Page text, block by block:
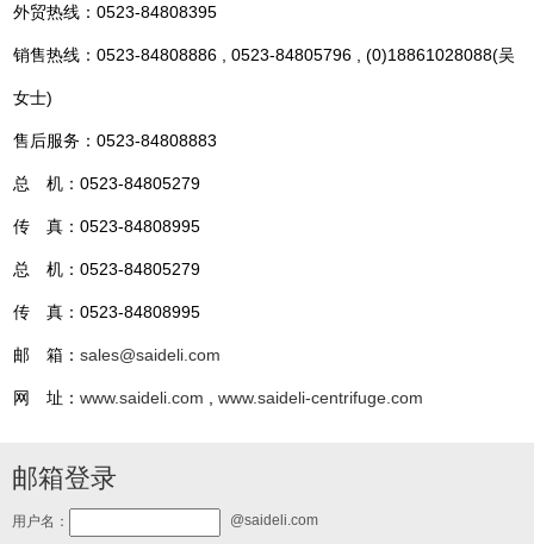
外贸热线：0523-84808395
销售热线：0523-84808886 , 0523-84805796 , (0)18861028088(吴
女士)
售后服务：0523-84808883
总 机：0523-84805279
传 真：0523-84808995
总 机：0523-84805279
传 真：0523-84808995
邮 箱：sales@saideli.com
网 址：www.saideli.com ,www.saideli-centrifuge.com
邮箱登录
用户名： @saideli.com